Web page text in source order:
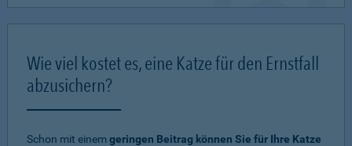
Wie viel kostet es, eine Katze für den Ernstfall
abzusichern?
Schon mit einemgeringen Beitrag können Sie für Ihre Katze